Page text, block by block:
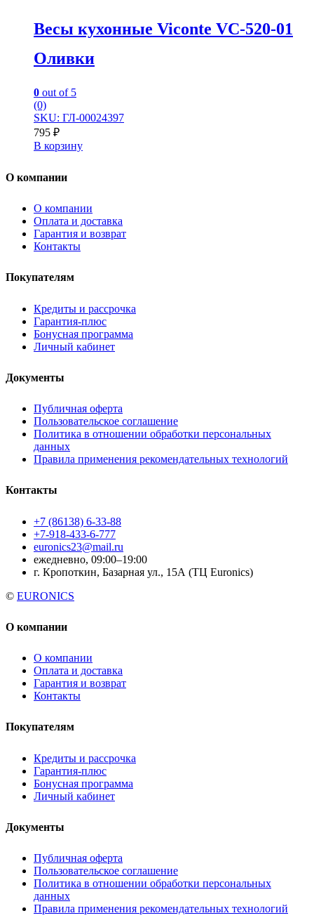
Весы кухонные Viconte VC-520-01
Оливки
0 out of 5
(0)
SKU: ГЛ-00024397
795 ₽
В корзину
О компании
О компании
Оплата и доставка
Гарантия и возврат
Контакты
Покупателям
Кредиты и рассрочка
Гарантия-плюс
Бонусная программа
Личный кабинет
Документы
Публичная оферта
Пользовательское соглашение
Политика в отношении обработки персональных
данных
Правила применения рекомендательных технологий
Контакты
+7 (86138) 6-33-88
+7-918-433-6-777
euronics23@mail.ru
ежедневно, 09:00–19:00
г. Кропоткин, Базарная ул., 15А (ТЦ Euronics)
© EURONICS
О компании
О компании
Оплата и доставка
Гарантия и возврат
Контакты
Покупателям
Кредиты и рассрочка
Гарантия-плюс
Бонусная программа
Личный кабинет
Документы
Публичная оферта
Пользовательское соглашение
Политика в отношении обработки персональных
данных
Правила применения рекомендательных технологий